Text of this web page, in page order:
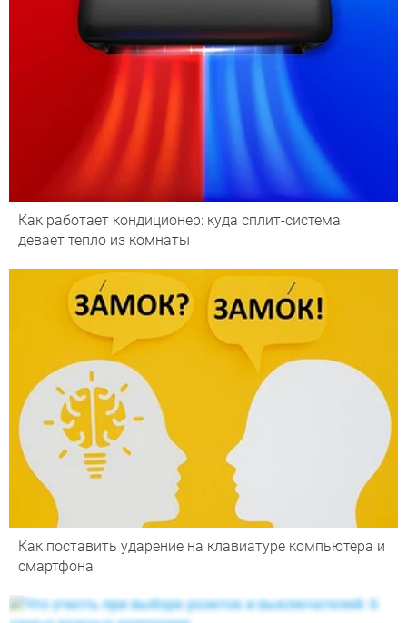
Как работает кондиционер: куда сплит-система
девает тепло из комнаты
Как поставить ударение на клавиатуре компьютера и
смартфона